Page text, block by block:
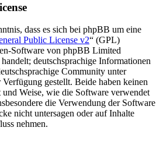
dass es sich bei phpBB um eine
Public License v2“ (GPL)
Software von phpBB Limited
deutschsprachige Informationen
Community unter
gestellt. Beide haben keinen
Weise, wie die Software verwendet
die Verwendung der Software
nicht untersagen oder auf Inhalte
nehmen.